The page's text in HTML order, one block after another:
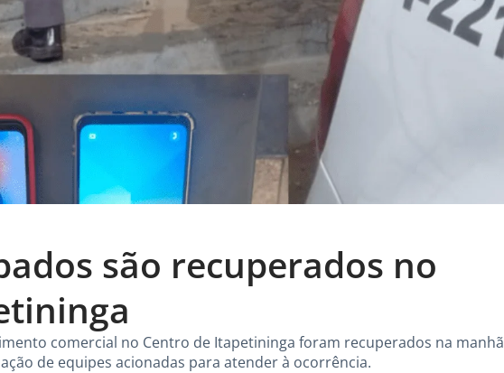
são recuperados no
comercial no Centro de Itapetininga foram recuperados na manhã
de equipes acionadas para atender à ocorrência.